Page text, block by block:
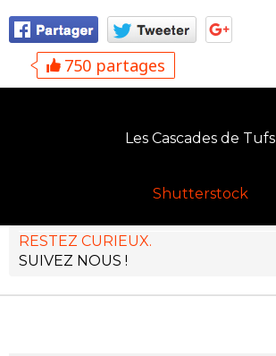
750 partages
Les Cascades de Tufs
Shutterstock
RESTEZ CURIEUX.
SUIVEZ NOUS !